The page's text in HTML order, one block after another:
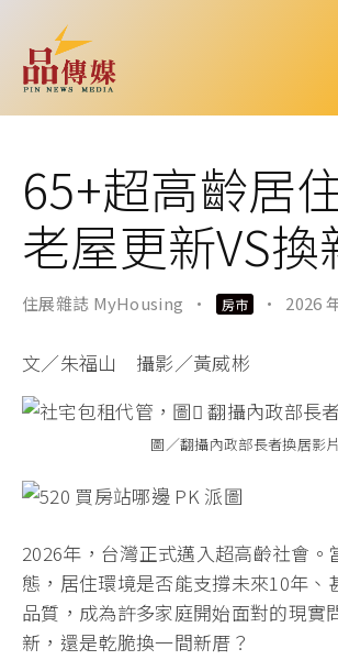
65+超高齡居
老屋更新VS換
住展雜誌 MyHousing · 房市 · 2026
文／朱福山 攝影／黃威彬
圖／翻攝內政部長者換居影片
2026年，台灣正式邁入超高齡社會。
態，居住環境是否能支撐未來10年、
品質，成為許多家庭開始面對的現實
新，還是乾脆換一間新厝？